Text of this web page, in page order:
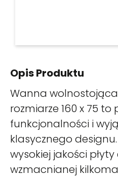
Opis Produktu
Wanna
rozmiarze 160 x 75 to
funkcjonalności i
klasycznego
wysokiej jakości
wzmacnianej